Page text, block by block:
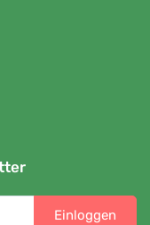
Einloggen